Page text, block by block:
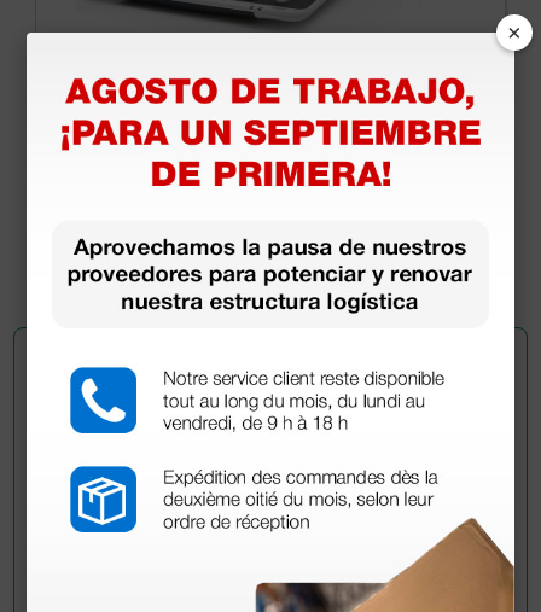
Ecógrafo portátil Mindray DP-50 Expert sin
sondas
(Precio sin IVA)
Pregúntale a un colega
¿Todavía tienes alguna duda? ¿Necesitas más
×